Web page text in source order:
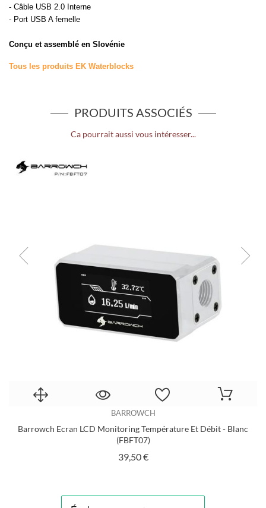
- Câble USB 2.0 Interne
- Port USB A femelle
Conçu et assemblé en Slovénie
Tous les produits EK Waterblocks
PRODUITS ASSOCIÉS
Ca pourrait aussi vous intéresser...
BARROWCH
Barrowch Ecran LCD Monitoring Température Et Débit - Blanc
(FBFT07)
39,50 €Prix